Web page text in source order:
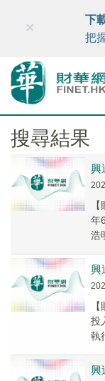
財華智庫網
×
下
把
搜尋結果
興
年
浩
興
投
執
興